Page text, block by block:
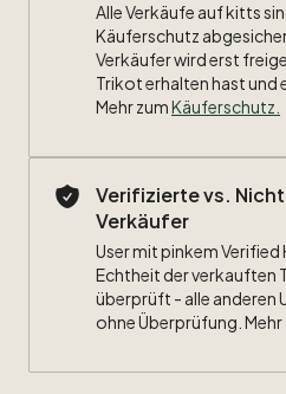
Kleingedruckten:
https://www.kitts.de/u/
a5b4-a2a0deaf6fc4
Alle Verkäufe auf kitts
Käuferschutz
Verkäufer wird erst
Trikot erhalten hast und
Mehr zumKäuferschutz
Verifizierte vs.
Verkäufer
User mit pinkem
Echtheit der verkauften
überprüft - alle anderen
ohne Überprüfung. Mehr